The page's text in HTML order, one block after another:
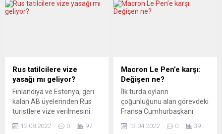
Rus tatilcilere vize
yasağı mı geliyor?
Finlandiya ve Estonya, geri
kalan AB üyelerinden Rus
turistlere vize verilmesini
Ukrayna Devlet Başkanı
12.08.2022 0 97
Macron Le Pen’e karşı:
Değişen ne?
İlk turda oyların
çoğunluğunu alan görevdeki
Fransa Cumhurbaşkanı
sağcı rakibi Marine Le Pen,
13.04.2022 0 39